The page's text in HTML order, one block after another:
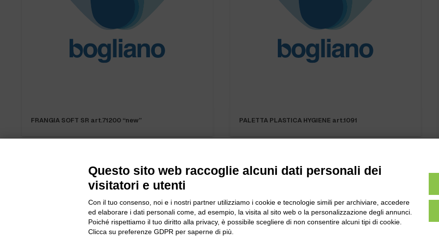
FRANGIA SOFT SR art.71200 “new” PALETTA PLASTICA HYGIENE art.1091
Bogliano Srl
Strada Statale 231 Alba-Bra
Borgo San Martino 44, 12060
Tel:0172-478161
Fax: 0172-487399
Questo sito web raccoglie alcuni dati personali dei
visitatori e utenti
Con il tuo consenso, noi e i nostri partner utilizziamo i cookie e tecnologie simili per archiviare, accedere
ed elaborare i dati personali come, ad esempio, la visita al sito web o la personalizzazione degli annunci.
Poiché rispettiamo il tuo diritto alla privacy, è possibile scegliere di non consentire alcuni tipi di cookie.
Clicca su preferenze GDPR per saperne di più.